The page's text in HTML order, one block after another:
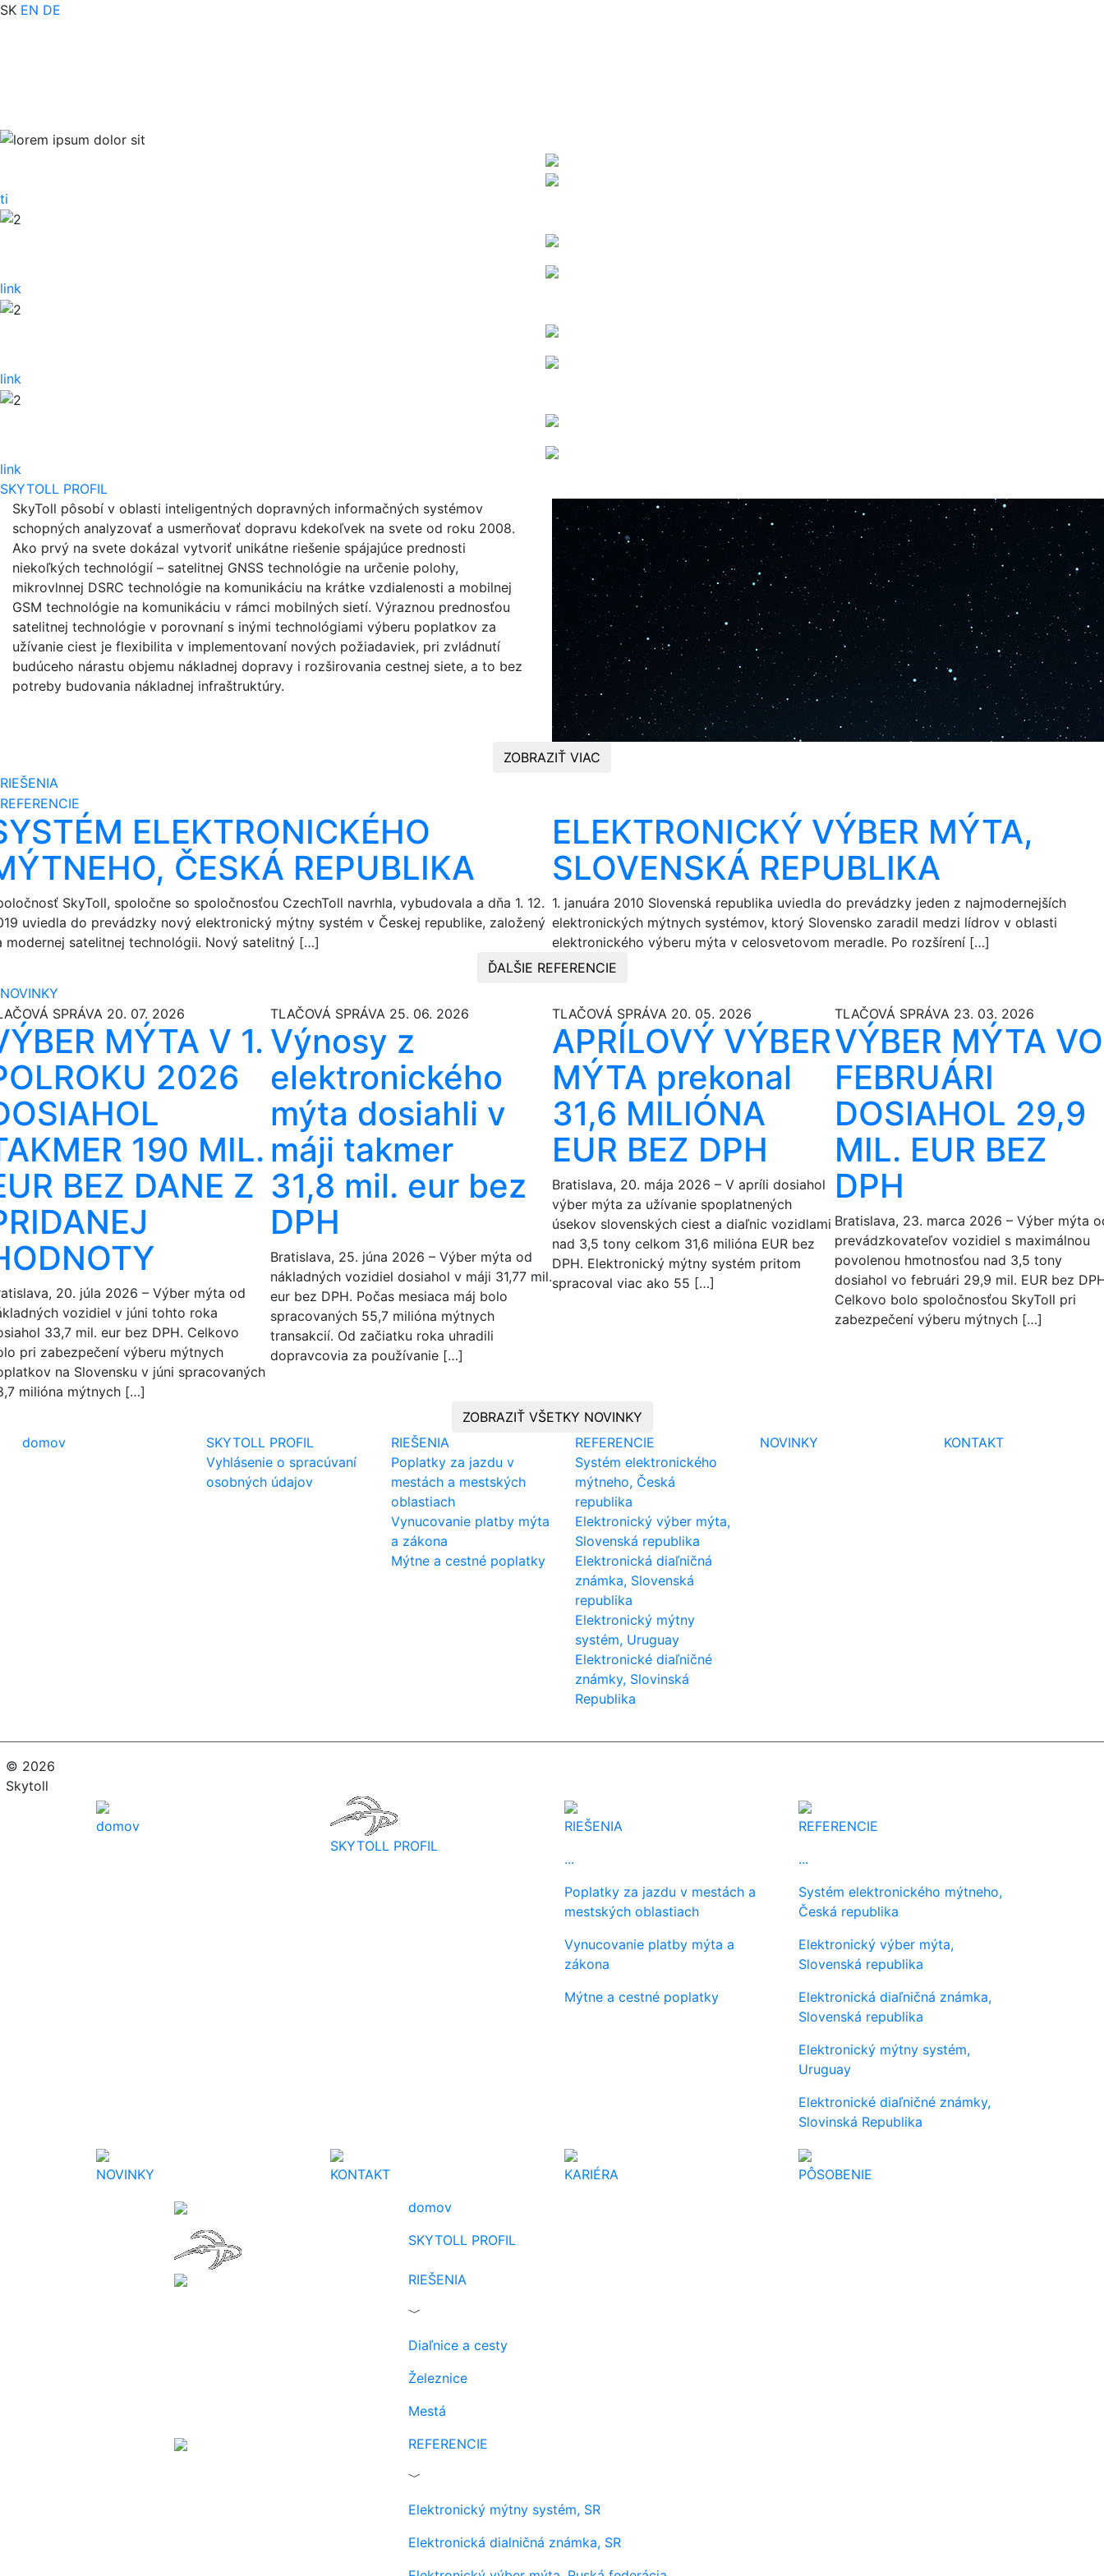
SK EN DE
ti
link
link
link
SKYTOLL PROFIL
SkyToll pôsobí v oblasti inteligentných dopravných informačných systémov
schopných analyzovať a usmerňovať dopravu kdekoľvek na svete od roku 2008.
Ako prvý na svete dokázal vytvoriť unikátne riešenie spájajúce prednosti
niekoľkých technológií – satelitnej GNSS technológie na určenie polohy,
mikrovlnnej DSRC technológie na komunikáciu na krátke vzdialenosti a mobilnej
GSM technológie na komunikáciu v rámci mobilných sietí. Výraznou prednosťou
satelitnej technológie v porovnaní s inými technológiami výberu poplatkov za
užívanie ciest je flexibilita v implementovaní nových požiadaviek, pri zvládnutí
budúceho nárastu objemu nákladnej dopravy i rozširovania cestnej siete, a to bez
potreby budovania nákladnej infraštruktúry.
ZOBRAZIŤ VIAC
RIEŠENIA
REFERENCIE
ELEKTRONICKÉHO
ČESKÁ REPUBLIKA
SkyToll, spoločne so spoločnosťou CzechToll navrhla, vybudovala a dňa 1. 12.
uviedla do prevádzky nový elektronický mýtny systém v Českej republike, založený
modernej satelitnej technológii. Nový satelitný […]
ELEKTRONICKÝ VÝBER MÝTA,
SLOVENSKÁ REPUBLIKA
1. januára 2010 Slovenská republika uviedla do prevádzky jeden z najmodernejších
elektronických mýtnych systémov, ktorý Slovensko zaradil medzi lídrov v oblasti
elektronického výberu mýta v celosvetovom meradle. Po rozšírení […]
ĎALŠIE REFERENCIE
NOVINKY
SPRÁVA 20. 07. 2026
MÝTA V 1.
2026
190 MIL.
BEZ DANE Z
20. júla 2026 – Výber mýta od
vozidiel v júni tohto roka
33,7 mil. eur bez DPH. Celkovo
pri zabezpečení výberu mýtnych
na Slovensku v júni spracovaných
milióna mýtnych […]
TLAČOVÁ SPRÁVA 25. 06. 2026
Výnosy z
elektronického
mýta dosiahli v
máji takmer
31,8 mil. eur bez
DPH
Bratislava, 25. júna 2026 – Výber mýta od
nákladných vozidiel dosiahol v máji 31,77 mil.
eur bez DPH. Počas mesiaca máj bolo
spracovaných 55,7 milióna mýtnych
transakcií. Od začiatku roka uhradili
dopravcovia za používanie […]
TLAČOVÁ SPRÁVA 20. 05. 2026
APRÍLOVÝ VÝBER
MÝTA prekonal
31,6 MILIÓNA
EUR BEZ DPH
Bratislava, 20. mája 2026 – V apríli dosiahol
výber mýta za užívanie spoplatnených
úsekov slovenských ciest a diaľnic vozidlami
nad 3,5 tony celkom 31,6 milióna EUR bez
DPH. Elektronický mýtny systém pritom
spracoval viac ako 55 […]
TLAČOVÁ SPRÁVA 23. 03. 2026
VÝBER MÝTA VO
FEBRUÁRI
DOSIAHOL 29,9
MIL. EUR BEZ
DPH
Bratislava, 23. marca 2026 – Výber mýta
prevádzkovateľov vozidiel s maximálnou
povolenou hmotnosťou nad 3,5 tony
dosiahol vo februári 29,9 mil. EUR bez
Celkovo bolo spoločnosťou SkyToll pri
zabezpečení výberu mýtnych […]
ZOBRAZIŤ VŠETKY NOVINKY
domov
SKYTOLL PROFIL
Vyhlásenie o spracúvaní
osobných údajov
RIEŠENIA
Poplatky za jazdu v
mestách a mestských
oblastiach
Vynucovanie platby mýta
a zákona
Mýtne a cestné poplatky
REFERENCIE
Systém elektronického
mýtneho, Česká
republika
Elektronický výber mýta,
Slovenská republika
Elektronická diaľničná
známka, Slovenská
republika
Elektronický mýtny
systém, Uruguay
Elektronické diaľničné
známky, Slovinská
Republika
NOVINKY KONTAKT
© 2026
Skytoll
domov
SKYTOLL PROFIL
RIEŠENIA
...
Poplatky za jazdu v mestách a
mestských oblastiach
Vynucovanie platby mýta a
zákona
Mýtne a cestné poplatky
REFERENCIE
...
Systém elektronického mýtneho,
Česká republika
Elektronický výber mýta,
Slovenská republika
Elektronická diaľničná známka,
Slovenská republika
Elektronický mýtny systém,
Uruguay
Elektronické diaľničné známky,
Slovinská Republika
NOVINKY KONTAKT KARIÉRA
PÔSOBENIE
domov
SKYTOLL PROFIL
RIEŠENIA
﹀
Diaľnice a cesty
Železnice
Mestá
REFERENCIE
﹀
Elektronický mýtny systém, SR
Elektronická dialničná známka, SR